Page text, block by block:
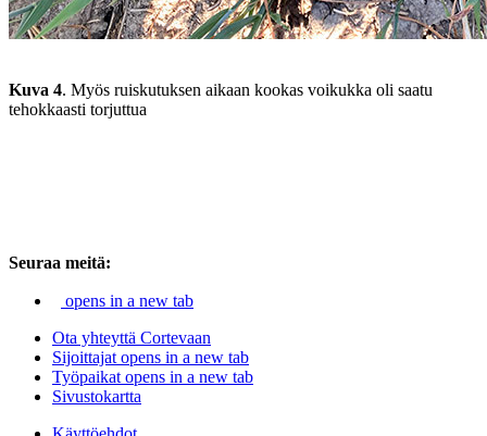
Kuva 4. Myös ruiskutuksen aikaan kookas voikukka oli saatu
tehokkaasti torjuttua
Seuraa meitä:
opens in a new tab
Ota yhteyttä Cortevaan
Sijoittajat opens in a new tab
Työpaikat opens in a new tab
Sivustokartta